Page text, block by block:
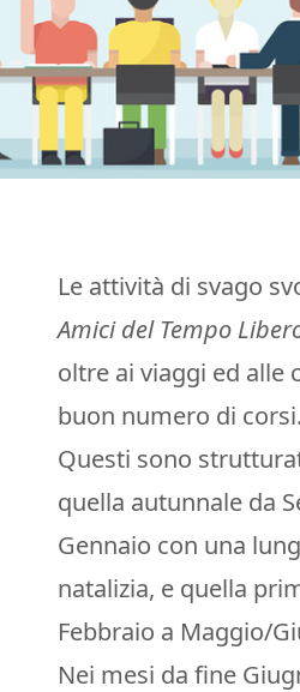
Le attività di svago
Amici del Tempo
oltre ai viaggi ed alle
buon numero di corsi.
Questi sono
quella autunnale da
Gennaio con una
natalizia, e quella
Febbraio a Maggio/
Nei mesi da fine